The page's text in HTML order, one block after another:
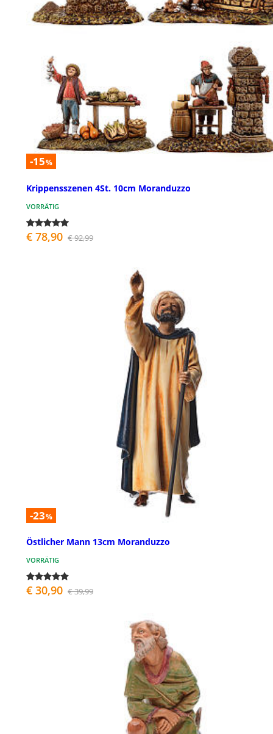
-15%
Krippensszenen 4St. 10cm Moranduzzo
VORRÄTIG
€ 78,90 € 92,99
-23%
Östlicher Mann 13cm Moranduzzo
VORRÄTIG
€ 30,90 € 39,99